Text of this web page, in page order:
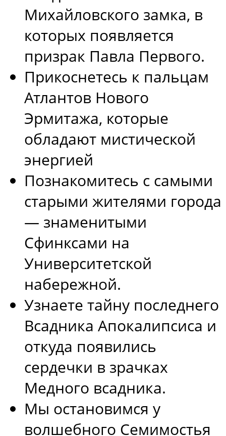
Михайловского замка, в
которых появляется
призрак Павла Первого.
Прикоснетесь к пальцам
Атлантов Нового
Эрмитажа, которые
обладают мистической
энергией
Познакомитесь с самыми
старыми жителями города
— знаменитыми
Сфинксами на
Университетской
набережной.
Узнаете тайну последнего
Всадника Апокалипсиса и
откуда появились
сердечки в зрачках
Медного всадника.
Мы остановимся у
волшебного Семимостья